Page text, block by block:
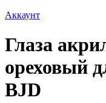
Аккаунт
Глаза
ореховый
BJD